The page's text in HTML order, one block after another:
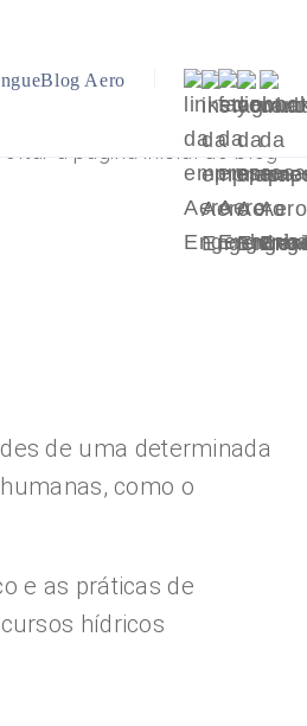
Blog Aero
Voltar a página inicial do blog
de uma determinada
como o
e as práticas de
hídricos